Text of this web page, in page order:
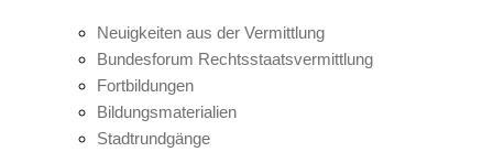
Neuigkeiten aus der Vermittlung
Bundesforum Rechtsstaatsvermittlung
Fortbildungen
Bildungsmaterialien
Stadtrundgänge